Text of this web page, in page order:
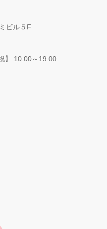
ビル５F
】 10:00～19:00